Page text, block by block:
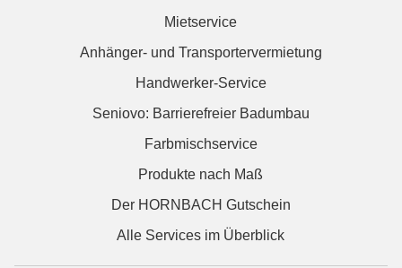
Mietservice
Anhänger- und Transportervermietung
Handwerker-Service
Seniovo: Barrierefreier Badumbau
Farbmischservice
Produkte nach Maß
Der HORNBACH Gutschein
Alle Services im Überblick